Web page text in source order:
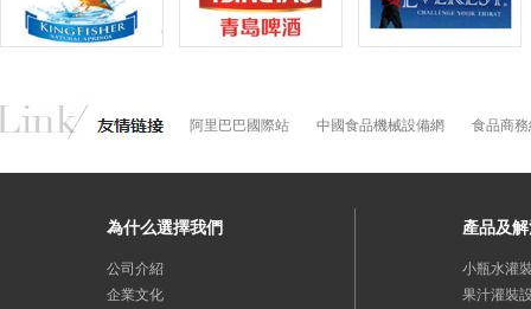
阿里巴巴國際站 中國食品機械設備網 食品商
為什么選擇我們
公司介紹
企業文化
產品及
小瓶水灌
果汁灌裝